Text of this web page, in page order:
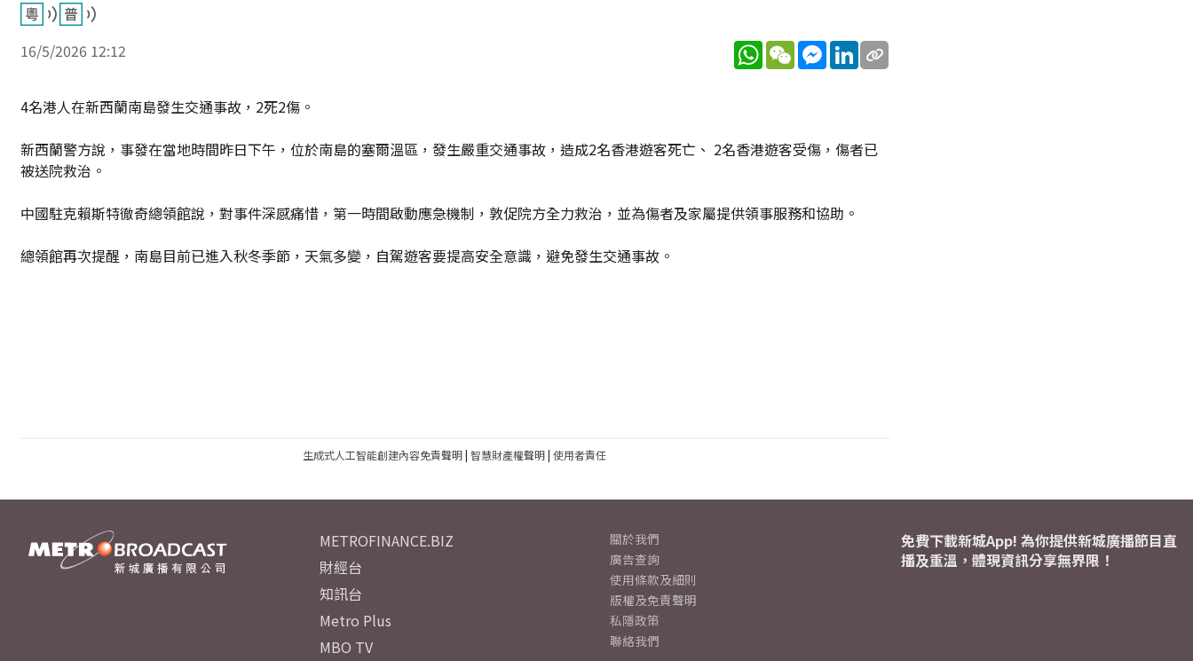
16/5/2026 12:12 WhatsApp
WeChatMessenger
LinkedIn
4名港人在新西蘭南島發生交通事故，2死2傷。
新西蘭警方說，事發在當地時間昨日下午，位於南島的塞爾溫區，發生嚴重交通事故，造成2名香港遊客死亡、 2名香港遊客受傷，傷者已
被送院救治。
中國駐克賴斯特徹奇總領館說，對事件深感痛惜，第一時間啟動應急機制，敦促院方全力救治，並為傷者及家屬提供領事服務和協助。
總領館再次提醒，南島目前已進入秋冬季節，天氣多變，自駕遊客要提高安全意識，避免發生交通事故。
生成式人工智能創建內容免責聲明| 智慧財產權聲明| 使用者責任
METROFINANCE.BIZ
財經台
知訊台
Metro Plus
MBO TV
關於我們
廣告查詢
使用條款及細則
版權及免責聲明
私隱政策
聯絡我們
免費下載新城App! 為你提供新城廣播節目直
播及重溫，體現資訊分享無界限！